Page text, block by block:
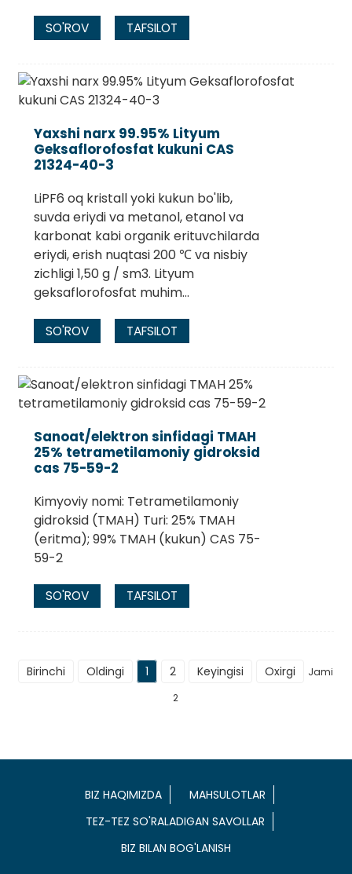
SO'ROV TAFSILOT
Yaxshi narx 99.95% Lityum
Geksaflorofosfat kukuni CAS
21324-40-3
LiPF6 oq kristall yoki kukun bo'lib,
suvda eriydi va metanol, etanol va
karbonat kabi organik erituvchilarda
eriydi, erish nuqtasi 200 ℃ va nisbiy
zichligi 1,50 g / sm3. Lityum
geksaflorofosfat muhim...
SO'ROV TAFSILOT
Sanoat/elektron sinfidagi TMAH
25% tetrametilamoniy gidroksid
cas 75-59-2
Kimyoviy nomi: Tetrametilamoniy
gidroksid (TMAH) Turi: 25% TMAH
(eritma); 99% TMAH (kukun) CAS 75-
59-2
SO'ROV TAFSILOT
Birinchi Oldingi 1 2 Keyingisi Oxirgi
Jami
2
BIZ HAQIMIZDA
MAHSULOTLAR
TEZ-TEZ SO'RALADIGAN SAVOLLAR
BIZ BILAN BOG'LANISH